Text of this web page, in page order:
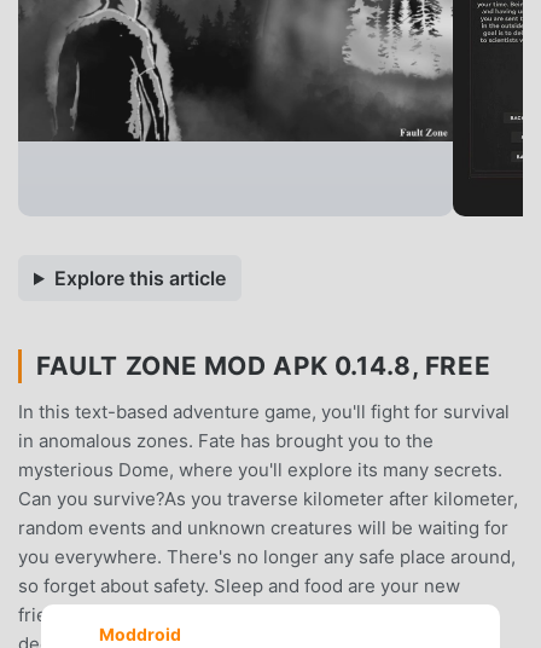
Explore this article
FAULT ZONE MOD APK 0.14.8, FREE
In this text-based adventure game, you'll fight for survival
in anomalous zones. Fate has brought you to the
mysterious Dome, where you'll explore its many secrets.
Can you survive?As you traverse kilometer after kilometer,
random events and unknown creatures will be waiting for
you everywhere. There's no longer any safe place around,
so forget about safety. Sleep and food are your new
friends in this adventure.Be prepared to make tough
Moddroid